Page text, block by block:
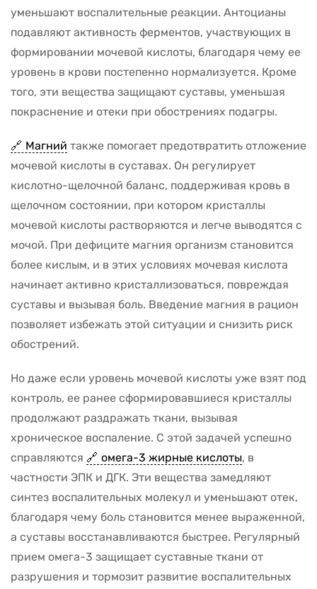
уменьшают воспалительные реакции. Антоцианы
подавляют активность ферментов, участвующих в
формировании мочевой кислоты, благодаря чему ее
уровень в крови постепенно нормализуется. Кроме
того, эти вещества защищают суставы, уменьшая
покраснение и отеки при обострениях подагры.
Магний также помогает предотвратить отложение
мочевой кислоты в суставах. Он регулирует
кислотно-щелочной баланс, поддерживая кровь в
щелочном состоянии, при котором кристаллы
мочевой кислоты растворяются и легче выводятся с
мочой. При дефиците магния организм становится
более кислым, и в этих условиях мочевая кислота
начинает активно кристаллизоваться, повреждая
суставы и вызывая боль. Введение магния в рацион
позволяет избежать этой ситуации и снизить риск
обострений.
Но даже если уровень мочевой кислоты уже взят под
контроль, ее ранее сформировавшиеся кристаллы
продолжают раздражать ткани, вызывая
хроническое воспаление. С этой задачей успешно
справляются
омега-3 жирные кислоты, в
частности ЭПК и ДГК. Эти вещества замедляют
синтез воспалительных молекул и уменьшают отек,
благодаря чему боль становится менее выраженной,
а суставы восстанавливаются быстрее. Регулярный
прием омега-3 защищает суставные ткани от
разрушения и тормозит развитие воспалительных